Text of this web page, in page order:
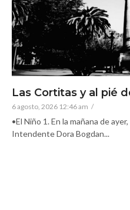
Las Cortitas y al pié
6 agosto, 2026 12:46 am /
•El Niño 1. En la mañana de
Intendente Dora Bogdan...